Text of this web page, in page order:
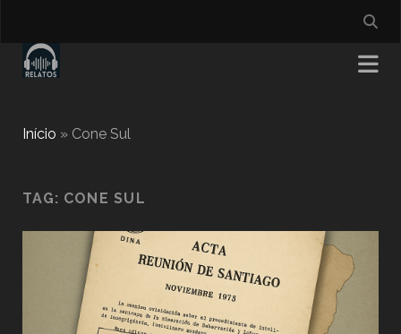
Início » Cone Sul
TAG: CONE SUL